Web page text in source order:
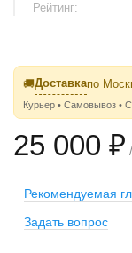
Рейтинг:
🚚Доставкапо
Курьер • Самовывоз •
25 000 ₽
Рекомендуемая
Задать вопрос